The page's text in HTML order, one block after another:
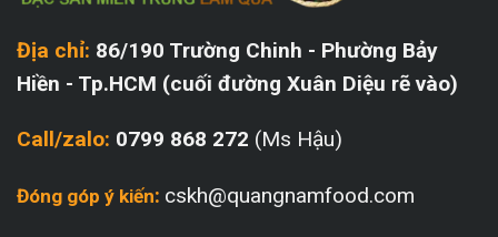
Địa chỉ: 86/190 Trường Chinh - Phường Bảy
Hiền - Tp.HCM (cuối đường Xuân Diệu rẽ vào)
Call/zalo: 0799 868 272 (Ms Hậu)
Đóng góp ý kiến: cskh@quangnamfood.com